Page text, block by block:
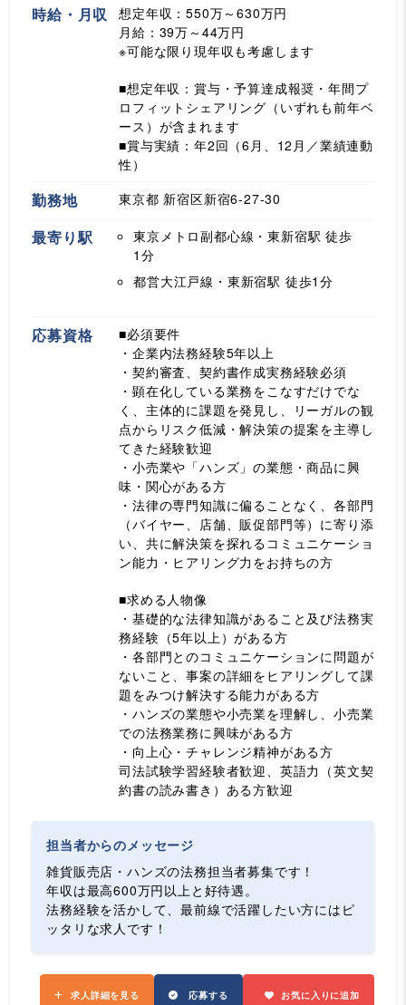
時給・月収
想定年収：550万～630万円
月給：39万～44万円
※可能な限り現年収も考慮します
■想定年収：賞与・予算達成報奨・年間プ
ロフィットシェアリング（いずれも前年ベ
ース）が含まれます
■賞与実績：年2回（6月、12月／業績連動
性）
勤務地 東京都 新宿区新宿6-27-30
最寄り駅 東京メトロ副都心線・東新宿駅 徒歩
1分
都営大江戸線・東新宿駅 徒歩1分
応募資格
■必須要件
・企業内法務経験5年以上
・契約審査、契約書作成実務経験必須
・顕在化している業務をこなすだけでな
く、主体的に課題を発見し、リーガルの観
点からリスク低減・解決策の提案を主導し
てきた経験歓迎
・小売業や「ハンズ」の業態・商品に興
味・関心がある方
・法律の専門知識に偏ることなく、各部門
（バイヤー、店舗、販促部門等）に寄り添
い、共に解決策を探れるコミュニケーショ
ン能力・ヒアリング力をお持ちの方
■求める人物像
・基礎的な法律知識があること及び法務実
務経験（5年以上）がある方
・各部門とのコミュニケーションに問題が
ないこと、事案の詳細をヒアリングして課
題をみつけ解決する能力がある方
・ハンズの業態や小売業を理解し、小売業
での法務業務に興味がある方
・向上心・チャレンジ精神がある方
司法試験学習経験者歓迎、英語力（英文契
約書の読み書き）ある方歓迎
担当者からのメッセージ
雑貨販売店・ハンズの法務担当者募集です！
年収は最高600万円以上と好待遇。
法務経験を活かして、最前線で活躍したい方にはピ
ッタリな求人です！
求人詳細を見る 応募する お気に入りに追加